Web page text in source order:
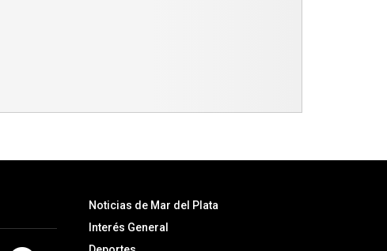
Noticias de Mar del Plata
Interés General